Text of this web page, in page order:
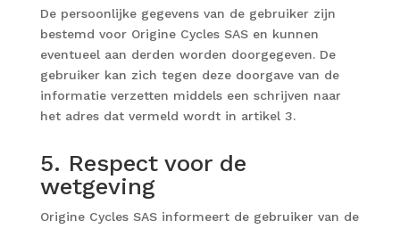
De persoonlijke gegevens van de gebruiker zijn
bestemd voor Origine Cycles SAS en kunnen
eventueel aan derden worden doorgegeven. De
gebruiker kan zich tegen deze doorgave van de
informatie verzetten middels een schrijven naar
het adres dat vermeld wordt in artikel 3.
5. Respect voor de
wetgeving
Origine Cycles SAS informeert de gebruiker van de